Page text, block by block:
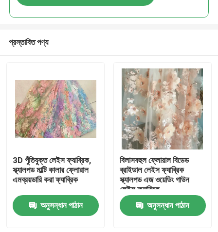
প্রস্তাবিত পণ্য
3D পুঁতিযুক্ত লেইস ফ্যাব্রিক,
স্ক্যালপড মাল্টি কালার ফ্লোরাল
এমব্রয়ডারি করা ফ্যাব্রিক
অনুসন্ধান পাঠান
বিলাসবহুল ফ্লোরাল বিডেড
ব্রাইডাল লেইস ফ্যাব্রিক
স্ক্যালপড এজ ওয়েডিং গাউন
লেইস ফ্যাব্রিক
অনুসন্ধান পাঠান